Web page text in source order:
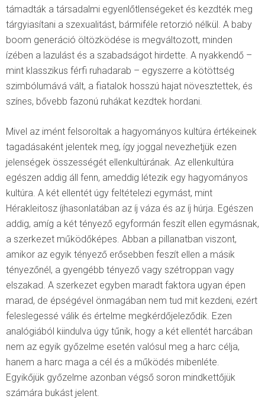
támadták a társadalmi egyenlőtlenségeket és kezdték meg
tárgyiasítani a szexualitást, bármiféle retorzió nélkül. A baby
boom generáció öltözködése is megváltozott, minden
ízében a lazulást és a szabadságot hirdette. A nyakkendő –
mint klasszikus férfi ruhadarab – egyszerre a kötöttség
szimbólumává vált, a fiatalok hosszú hajat növesztettek, és
színes, bővebb fazonú ruhákat kezdtek hordani.
Mivel az imént felsoroltak a hagyományos kultúra értékeinek
tagadásaként jelentek meg, így joggal nevezhetjük ezen
jelenségek összességét ellenkultúrának. Az ellenkultúra
egészen addig áll fenn, ameddig létezik egy hagyományos
kultúra. A két ellentét úgy feltételezi egymást, mint
Hérakleitosz íjhasonlatában az íj váza és az íj húrja. Egészen
addig, amíg a két tényező egyformán feszít ellen egymásnak,
a szerkezet működőképes. Abban a pillanatban viszont,
amikor az egyik tényező erősebben feszít ellen a másik
tényezőnél, a gyengébb tényező vagy szétroppan vagy
elszakad. A szerkezet egyben maradt faktora ugyan épen
marad, de épségével önmagában nem tud mit kezdeni, ezért
feleslegessé válik és értelme megkérdőjeleződik. Ezen
analógiából kiindulva úgy tűnik, hogy a két ellentét harcában
nem az egyik győzelme esetén valósul meg a harc célja,
hanem a harc maga a cél és a működés mibenléte.
Egyikőjük győzelme azonban végső soron mindkettőjük
számára bukást jelent.